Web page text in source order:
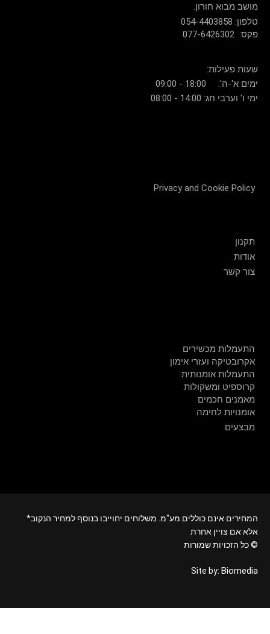
.מושב מבוא חורון
054-4403858 :טלפון
077-6426302 :פקס
:שעות פעילות
ימים א'-ה': 18:00 - 09:00
ימי ו' וערבי חג: 14:00 - 08:00
Privacy and Cookie Policy
תקנון
אודות
צור קשר
התעמלות מכשירים
אקרובטיקה ועזרי אימון
התעמלות אומנותית
קרוספיט ומשקולות
מאמנים חכמים
אומנויות לחימה
מבצעים
*המחירים אינם כוללים מע"מ. משלוחים יחוייבו בנוסף למחיר הנקוב
אלא אם צויין אחרת
כל הזכויות שמורות ©
Site by: Biomedia